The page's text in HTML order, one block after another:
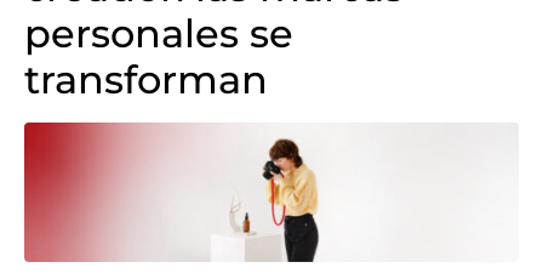
personales se
transforman